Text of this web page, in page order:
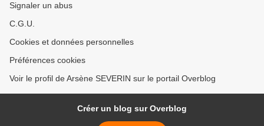
Signaler un abus
C.G.U.
Cookies et données personnelles
Préférences cookies
Voir le profil de Arsène SEVERIN sur le portail Overblog
Créer un blog sur Overblog